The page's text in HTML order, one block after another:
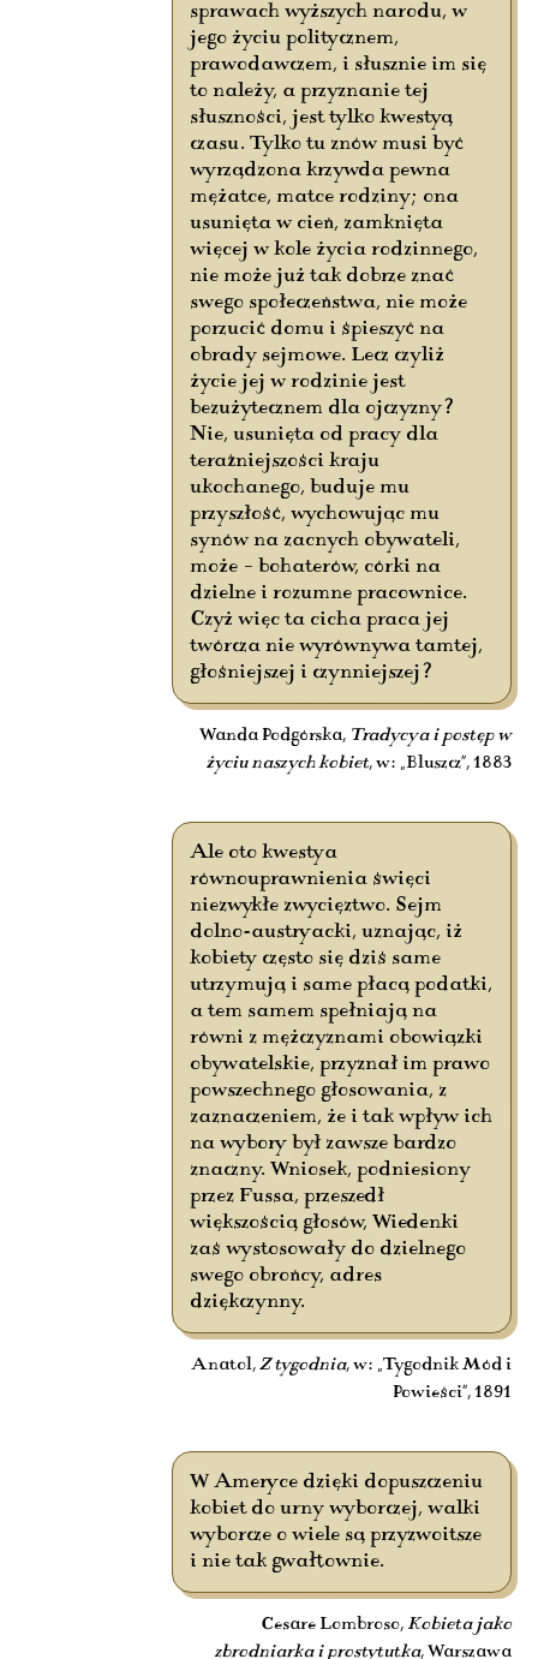
sprawach wyższych narodu, w
jego życiu politycznem,
prawodawczem, i słusznie im się
to należy, a przyznanie tej
słuszności, jest tylko kwestyą
czasu. Tylko tu znów musi być
wyrządzona krzywda pewna
mężatce, matce rodziny; ona
usunięta w cień, zamknięta
więcej w kole życia rodzinnego,
nie może już tak dobrze znać
swego społeczeństwa, nie może
porzucić domu i śpieszyć na
obrady sejmowe. Lecz czyliż
życie jej w rodzinie jest
bezużytecznem dla ojczyzny?
Nie, usunięta od pracy dla
teraźniejszości kraju
ukochanego, buduje mu
przyszłość, wychowując mu
synów na zacnych obywateli,
może – bohaterów, córki na
dzielne i rozumne pracownice.
Czyż więc ta cicha praca jej
twórcza nie wyrównywa tamtej,
głośniejszej i czynniejszej?
Wanda Podgórska, Tradycya i postęp w
życiu naszych kobiet, w: „Bluszcz”, 1883
Ale oto kwestya
równouprawnienia święci
niezwykłe zwycięztwo. Sejm
dolno-austryacki, uznając, iż
kobiety często się dziś same
utrzymują i same płacą podatki,
a tem samem spełniają na
równi z mężczyznami obowiązki
obywatelskie, przyznał im prawo
powszechnego głosowania, z
zaznaczeniem, że i tak wpływ ich
na wybory był zawsze bardzo
znaczny. Wniosek, podniesiony
przez Fussa, przeszedł
większością głosów, Wiedenki
zaś wystosowały do dzielnego
swego obrońcy, adres
dziękczynny.
Anatol, Z tygodnia, w: „Tygodnik Mód i
Powieści”, 1891
W Ameryce dzięki dopuszczeniu
kobiet do urny wyborczej, walki
wyborcze o wiele są przyzwoitsze
i nie tak gwałtownie.
Cesare Lombroso, Kobieta jako
zbrodniarka i prostytutka, Warszawa